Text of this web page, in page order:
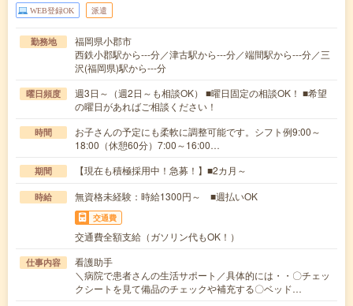
WEB登録OK 派遣
勤務地
福岡県小郡市
西鉄小郡駅から---分／津古駅から---分／端間駅から---分／三
沢(福岡県)駅から---分
曜日頻度
週3日～（週2日～も相談OK） ■曜日固定の相談OK！ ■希望
の曜日があればご相談ください！
時間
お子さんの予定にも柔軟に調整可能です。シフト例9:00～
18:00（休憩60分）7:00～16:00…
期間 【現在も積極採用中！急募！】■2カ月～
時給 無資格未経験：時給1300円～ ■週払いOK
交通費
交通費全額支給（ガソリン代もOK！）
仕事内容
看護助手
＼病院で患者さんの生活サポート／具体的には・・〇チェッ
クシートを見て備品のチェックや補充する〇ベッド…